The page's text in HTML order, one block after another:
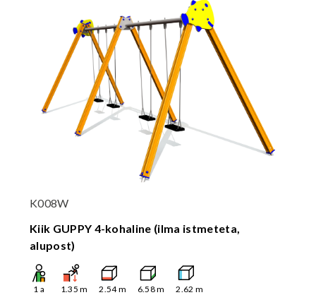
K008W
Kiik GUPPY 4-kohaline (ilma istmeteta,
alupost)
1 a 1.35 m 2.54m 6.58m 2.62 m